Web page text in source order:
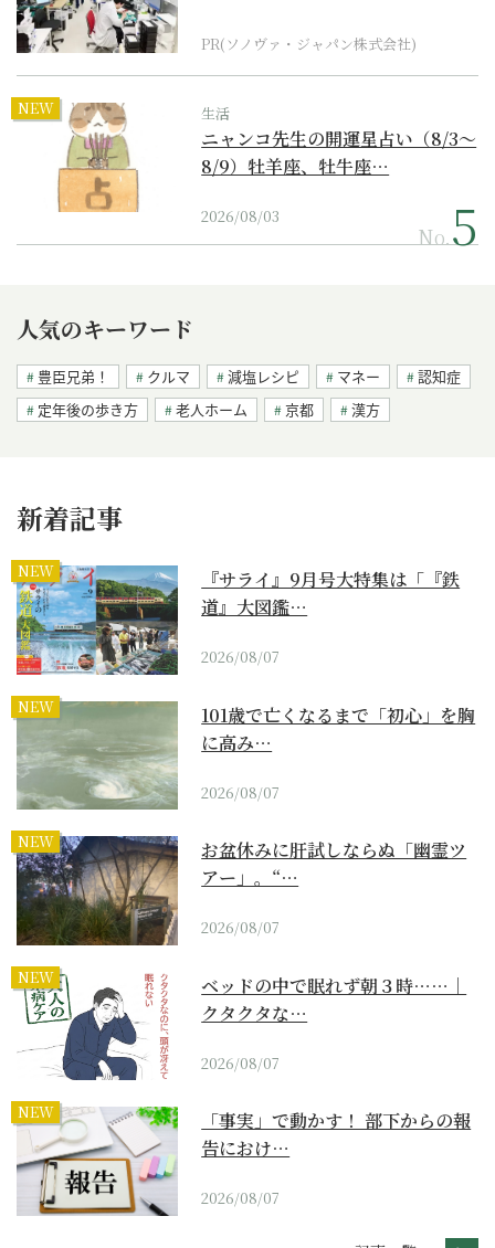
PR(ソノヴァ・ジャパン株式会社)
NEW 生活
ニャンコ先生の開運星占い（8/3～
8/9）牡羊座、牡牛座…
2026/08/03
No.
人気のキーワード
豊臣兄弟！ クルマ 減塩レシピ マネー
認知症
定年後の歩き方
老人ホーム 京都 漢方
新着記事
NEW
『サライ』9月号大特集は「『鉄
道』大図鑑…
2026/08/07
NEW
101歳で亡くなるまで「初心」を胸
に高み…
2026/08/07
NEW
お盆休みに肝試しならぬ「幽霊ツ
アー」。“…
2026/08/07
NEW
ベッドの中で眠れず朝３時……｜
クタクタな…
2026/08/07
NEW
「事実」で動かす！ 部下からの報
告におけ…
2026/08/07